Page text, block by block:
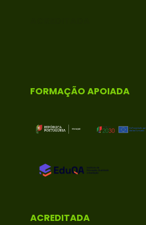
FORMAÇÃO APOIADA
ACREDITADA